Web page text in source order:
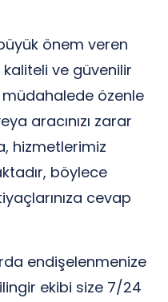
önem veren
ve güvenilir
özenle
aracınızı zarar
hizmetlerimiz
böylece
cevap
endişelenmenize
ekibi size 7/24